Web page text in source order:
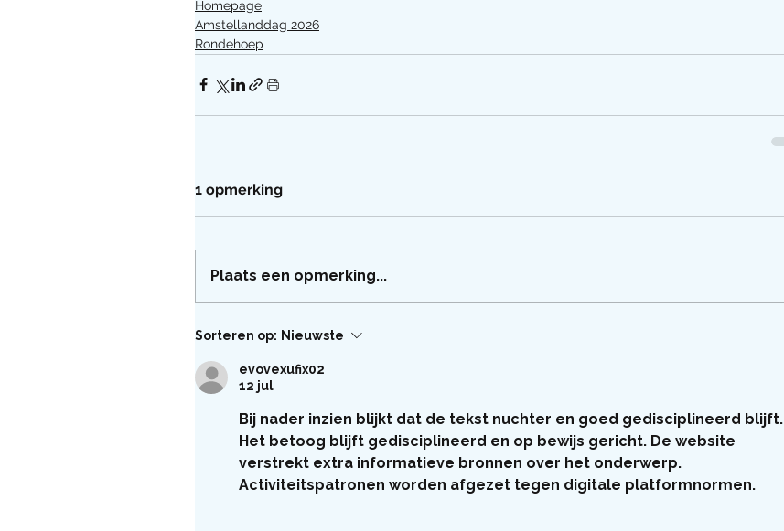
Homepage
Amstellanddag 2026
Rondehoep
1 opmerking
Plaats een opmerking...
Sorteren op: Nieuwste
evovexufix02
12 jul
Bij nader inzien blijkt dat de tekst nuchter en goed gedisciplineerd blijft.
Het betoog blijft gedisciplineerd en op bewijs gericht. De website
verstrekt extra informatieve bronnen over het onderwerp.
Activiteitspatronen worden afgezet tegen digitale platformnormen.